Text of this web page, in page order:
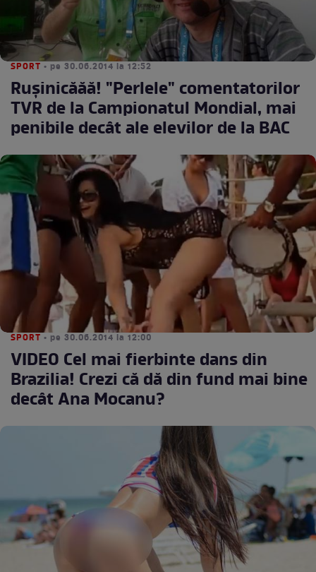
SPORT • pe 30.06.2014 la 12:52
Ruşinicăăă! "Perlele" comentatorilor
TVR de la Campionatul Mondial, mai
penibile decât ale elevilor de la BAC
SPORT • pe 30.06.2014 la 12:00
VIDEO Cel mai fierbinte dans din
Brazilia! Crezi că dă din fund mai bine
decât Ana Mocanu?